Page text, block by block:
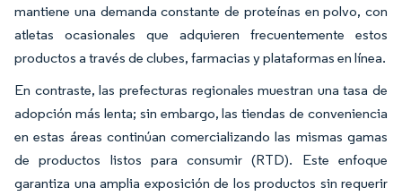
mantiene una demanda constante de proteínas en polvo, con
atletas ocasionales que adquieren frecuentemente estos
productos a través de clubes, farmacias y plataformas en línea.
En contraste, las prefecturas regionales muestran una tasa de
adopción más lenta; sin embargo, las tiendas de conveniencia
en estas áreas continúan comercializando las mismas gamas
de productos listos para consumir (RTD). Este enfoque
garantiza una amplia exposición de los productos sin requerir